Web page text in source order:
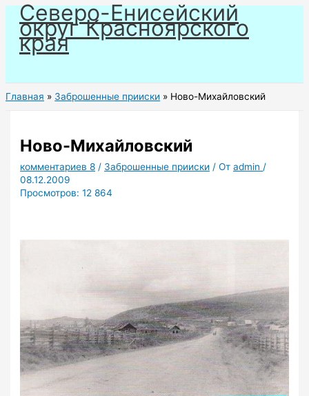
Перейти
содержимому
Северо-Енисейский
округ Красноярского
края
Главная Заброшенные прииски Ново-Михайловский
Ново-Михайловский
комментариев 8 / Заброшенные прииски / Отadmin /
08.12.2009
Просмотров: 12 864